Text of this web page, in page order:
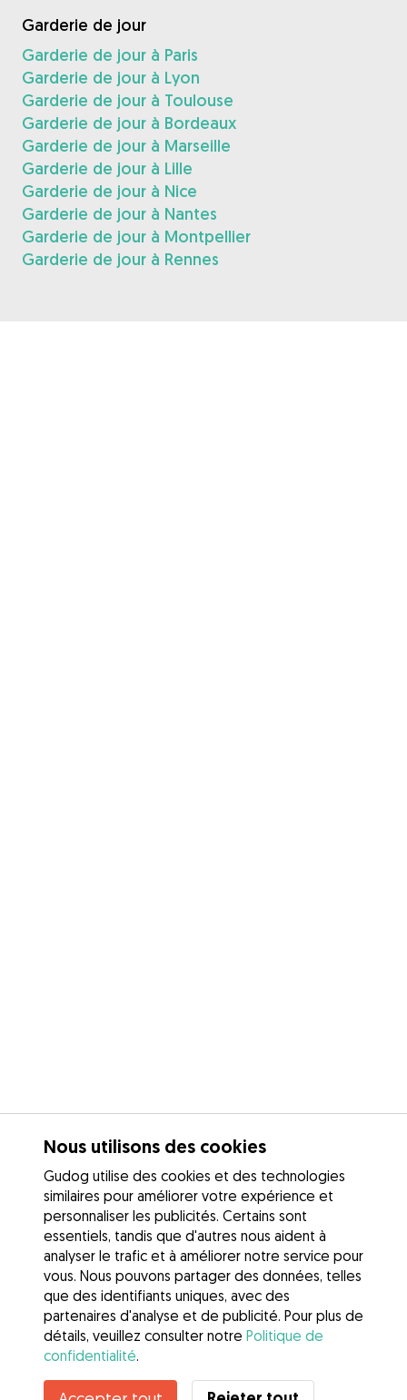
Contacter Maurine
Nous utilisons des cookies
Gudog utilise des cookies et des technologies
similaires pour améliorer votre expérience et
personnaliser les publicités. Certains sont
essentiels, tandis que d'autres nous aident à
analyser le trafic et à améliorer notre service pour
vous. Nous pouvons partager des données, telles
que des identifiants uniques, avec des
partenaires d'analyse et de publicité. Pour plus de
détails, veuillez consulter notre Politique de
confidentialité.
Garderie de jour
Garderie de jour à Paris
Garderie de jour à Lyon
Garderie de jour à Toulouse
Garderie de jour à Bordeaux
Garderie de jour à Marseille
Garderie de jour à Lille
Garderie de jour à Nice
Garderie de jour à Nantes
Garderie de jour à Montpellier
Garderie de jour à Rennes